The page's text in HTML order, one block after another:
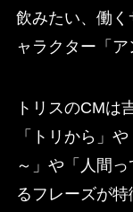
飲みたい、働
ャラクター「ア
トリスのCMは
「トリから」
～」や「人間
るフレーズが特